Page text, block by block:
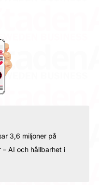
3,6 miljoner på
AI och hållbarhet i